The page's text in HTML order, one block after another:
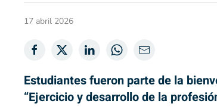
17 abril 2026
Estudiantes fueron parte de la
“Ejercicio y desarrollo de la